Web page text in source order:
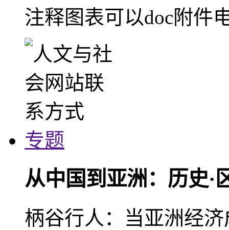
注释图表可以doc附件
专题
从中国到亚洲：历史·
柄谷行人：当亚洲经